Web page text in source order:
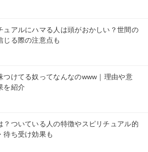
ュアルにハマる人は頭がおかしい？世間の
じる際の注意点も
つけてる奴ってなんなのwww｜理由や意
を紹介
？ついている人の特徴やスピリチュアル的
待ち受け効果も